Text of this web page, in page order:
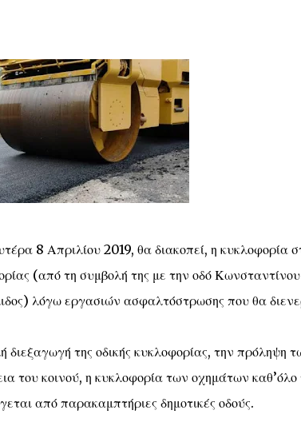
8 Απριλίου 2019, θα διακοπεί, η κυκλοφορία
(από τη συμβολή της με την οδό
λόγω εργασιών ασφαλτόστρωσης που θα
της οδικής κυκλοφορίας, την πρόληψη
του κοινού, η κυκλοφορία των οχημάτων καθ’όλο
από παρακαμπτήριες δημοτικές οδούς.